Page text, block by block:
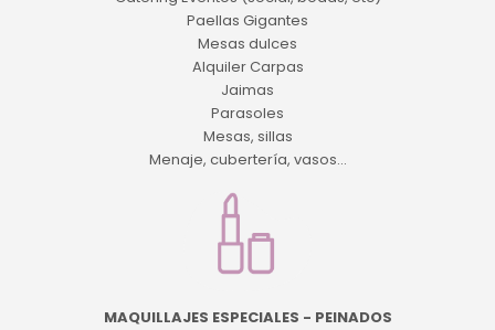
Paellas Gigantes
Mesas dulces
Alquiler Carpas
Jaimas
Parasoles
Mesas, sillas
Menaje, cubertería, vasos...
MAQUILLAJES ESPECIALES - PEINADOS